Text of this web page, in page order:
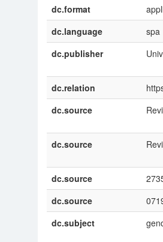
dc.format
dc.language
spa
dc.publisher
dc.relation
dc.source
dc.source
dc.source
dc.source
dc.subject